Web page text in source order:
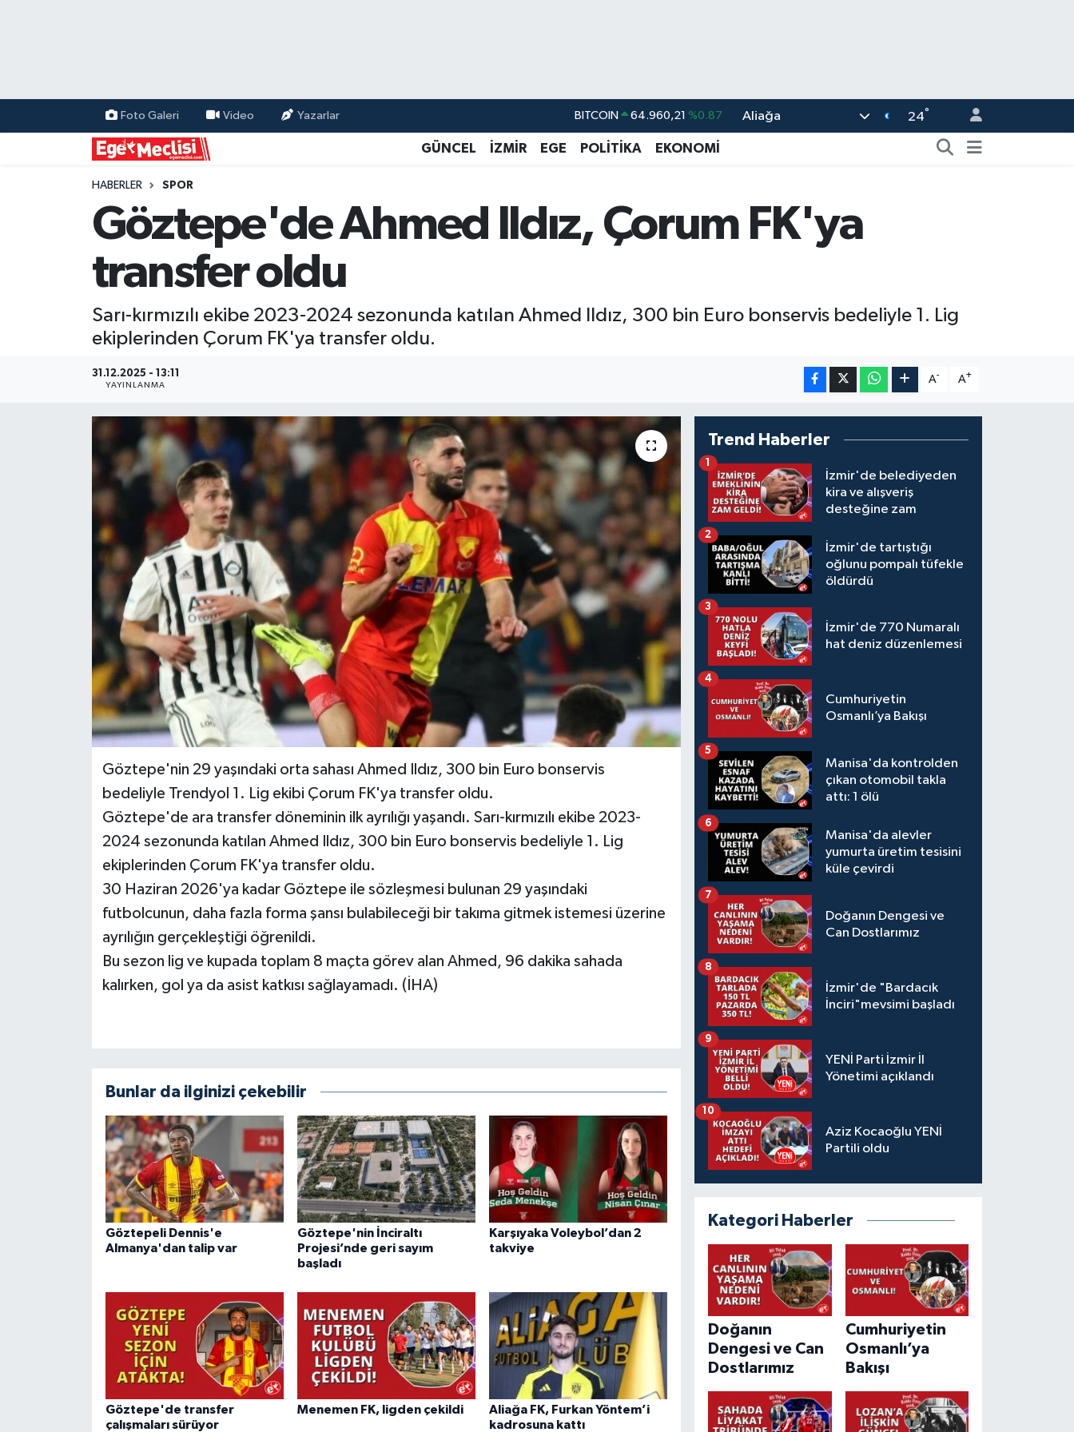
Foto Galeri Video Yazarlar DOLAR 47,7436 %0.18
EURO 55,2510 %0.32
GRAM ALTIN
BİST100 13.779
Aliağa 24°
GÜNCEL İZMİR EGE POLİTİKA EKONOMİ
HABERLER SPOR
Göztepe'de Ahmed Ildız, Çorum FK'ya
transfer oldu
Sarı-kırmızılı ekibe 2023-2024 sezonunda katılan Ahmed Ildız, 300 bin Euro bonservis bedeliyle 1. Lig
ekiplerinden Çorum FK'ya transfer oldu.
31.12.2025 - 13:11
YAYINLANMA
A- A+
Göztepe'nin 29 yaşındaki orta sahası Ahmed Ildız, 300 bin Euro bonservis
bedeliyle Trendyol 1. Lig ekibi Çorum FK'ya transfer oldu.
Göztepe'de ara transfer döneminin ilk ayrılığı yaşandı. Sarı-kırmızılı ekibe 2023-
2024 sezonunda katılan Ahmed Ildız, 300 bin Euro bonservis bedeliyle 1. Lig
ekiplerinden Çorum FK'ya transfer oldu.
30 Haziran 2026'ya kadar Göztepe ile sözleşmesi bulunan 29 yaşındaki
futbolcunun, daha fazla forma şansı bulabileceği bir takıma gitmek istemesi üzerine
ayrılığın gerçekleştiği öğrenildi.
Bu sezon lig ve kupada toplam 8 maçta görev alan Ahmed, 96 dakika sahada
kalırken, gol ya da asist katkısı sağlayamadı. (İHA)
Bunlar da ilginizi çekebilir
Göztepeli Dennis'e
Almanya'dan talip var
Göztepe'nin İnciraltı
Projesi’nde geri sayım
başladı
Karşıyaka Voleybol’dan 2
takviye
Göztepe'de transfer
çalışmaları sürüyor
Menemen FK, ligden çekildi
Aliağa FK, Furkan Yöntem’i
kadrosuna kattı
Trend Haberler
İzmir'de belediyeden
kira ve alışveriş
desteğine zam
1
İzmir'de tartıştığı
oğlunu pompalı tüfekle
öldürdü
2
İzmir'de 770 Numaralı
hat deniz düzenlemesi
3
Cumhuriyetin
Osmanlı’ya Bakışı
4
Manisa'da kontrolden
çıkan otomobil takla
attı: 1 ölü
5
Manisa'da alevler
yumurta üretim tesisini
küle çevirdi
6
Doğanın Dengesi ve
Can Dostlarımız
7
İzmir'de "Bardacık
İnciri"mevsimi başladı
8
YENİ Parti İzmir İl
Yönetimi açıklandı
9
Aziz Kocaoğlu YENİ
Partili oldu
10
Kategori Haberler
Doğanın
Dengesi ve Can
Dostlarımız
Cumhuriyetin
Osmanlı’ya
Bakışı
EKONOMİ
GÜNCEL
ÖZEL HABER
POLİTİKA
Programlar